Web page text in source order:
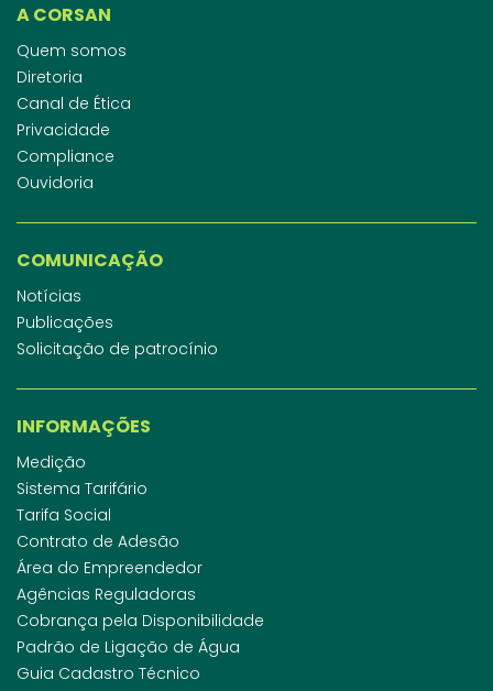
A CORSAN
Quem somos
Diretoria
Canal de Ética
Privacidade
Compliance
Ouvidoria
COMUNICAÇÃO
Notícias
Publicações
Solicitação de patrocínio
INFORMAÇÕES
Medição
Sistema Tarifário
Tarifa Social
Contrato de Adesão
Área do Empreendedor
Agências Reguladoras
Cobrança pela Disponibilidade
Padrão de Ligação de Água
Guia Cadastro Técnico